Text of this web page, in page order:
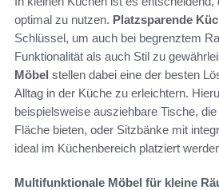
optimal zu nutzen. Platzsparende
Schlüssel, um auch bei begrenztem
Funktionalität als auch Stil zu
Möbel stellen dabei eine der besten
Alltag in der Küche zu erleichtern.
beispielsweise ausziehbare Tische,
Fläche bieten, oder Sitzbänke mit
ideal im Küchenbereich platziert
Multifunktionale Möbel für kleine